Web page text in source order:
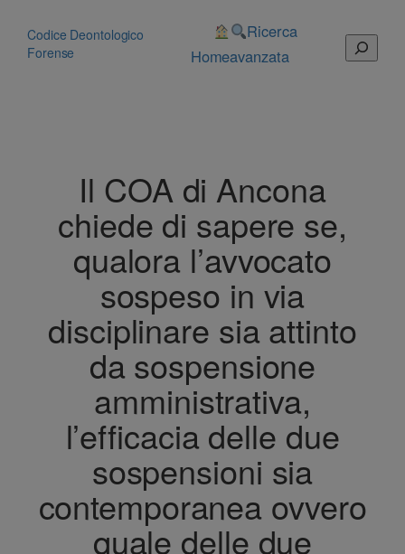
contenuto
Codice Deontologico
Forense
Home
Ricerca
avanzata
Cerca
Il COA di Ancona
chiede di sapere se,
qualora l’avvocato
sospeso in via
disciplinare sia attinto
da sospensione
amministrativa,
l’efficacia delle due
sospensioni sia
contemporanea ovvero
quale delle due